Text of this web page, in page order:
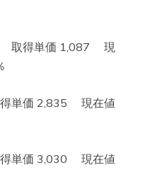
取得単価 1,087 現
単価 2,835 現在値
単価 3,030 現在値